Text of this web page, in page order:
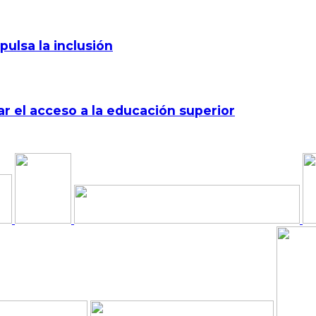
la inclusión
el acceso a la educación superior